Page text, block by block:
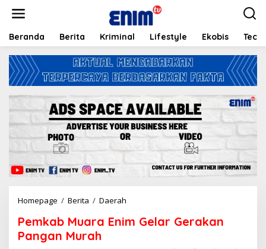
t
Beranda Berita Kriminal Lifestyle Ekobis
Homepage / Berita / Daerah
m
Pemkab Muara Enim Gelar Gerakan
Pangan Murah